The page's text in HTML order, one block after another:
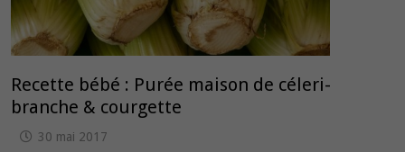
Recette bébé : Purée maison de céleri-
branche & courgette
30 mai 2017